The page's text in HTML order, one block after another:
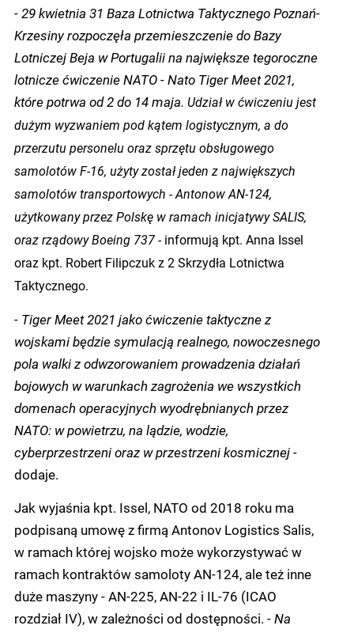
- 29 kwietnia 31 Baza Lotnictwa Taktycznego Poznań-
Krzesiny rozpoczęła przemieszczenie do Bazy
Lotniczej Beja w Portugalii na największe tegoroczne
lotnicze ćwiczenie NATO - Nato Tiger Meet 2021,
które potrwa od 2 do 14 maja. Udział w ćwiczeniu jest
dużym wyzwaniem pod kątem logistycznym, a do
przerzutu personelu oraz sprzętu obsługowego
samolotów F-16, użyty został jeden z największych
samolotów transportowych - Antonow AN-124,
użytkowany przez Polskę w ramach inicjatywy SALIS,
oraz rządowy Boeing 737 - informują kpt. Anna Issel
oraz kpt. Robert Filipczuk z 2 Skrzydła Lotnictwa
Taktycznego.
- Tiger Meet 2021 jako ćwiczenie taktyczne z
wojskami będzie symulacją realnego, nowoczesnego
pola walki z odwzorowaniem prowadzenia działań
bojowych w warunkach zagrożenia we wszystkich
domenach operacyjnych wyodrębnianych przez
NATO: w powietrzu, na lądzie, wodzie,
cyberprzestrzeni oraz w przestrzeni kosmicznej -
dodaje.
Jak wyjaśnia kpt. Issel, NATO od 2018 roku ma
podpisaną umowę z firmą Antonov Logistics Salis,
w ramach której wojsko może wykorzystywać w
ramach kontraktów samoloty AN-124, ale też inne
duże maszyny - AN-225, AN-22 i IL-76 (ICAO
rozdział IV), w zależności od dostępności. - Na